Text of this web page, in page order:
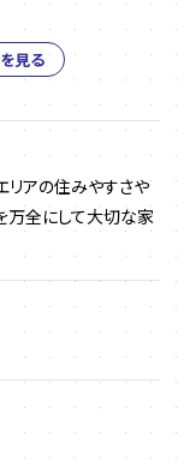
リアの住みやすさや
万全にして大切な家
見る